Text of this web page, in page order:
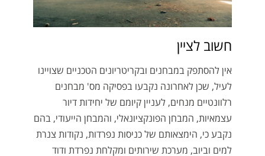
חשוב לציין
אין להסתפק במבחנים ובקריטריונים הטכניים שצויינו
לעיל, שכן לאחרונה נקבעו בפסיקה מס' מבחנים
רלוונטיים מנחים, לעניין קיומם של יחידות דיור
עצמאיות, המבחן הפונקציונאלי, והמבחן הייעודי, בהם
נקבע כי, הימצאותם של כניסות נפרדות, נקודות צנרת
למים וביוב, מערכת שירותים ומקלחת נפרדת ודוד